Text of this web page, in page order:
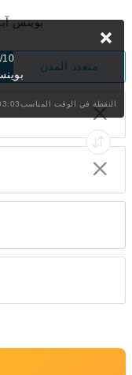
بوينس
متعدد المدن
10
2025/09/18 03:03النقطة في الوقت المناسب